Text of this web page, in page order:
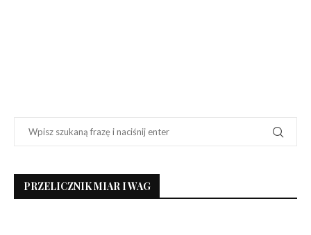
PRZELICZNIK MIAR I WAG